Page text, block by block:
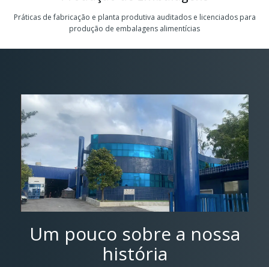
Práticas de fabricação e planta produtiva auditados e licenciados para
produção de embalagens alimentícias
Um pouco sobre a nossa
história